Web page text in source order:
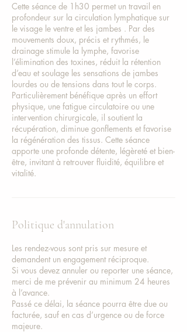
Cette séance de 1h30 permet un travail en
profondeur sur la circulation lymphatique sur
le visage le ventre et les jambes . Par des
mouvements doux, précis et rythmés, le
drainage stimule la lymphe, favorise
l’élimination des toxines, réduit la rétention
d’eau et soulage les sensations de jambes
lourdes ou de tensions dans tout le corps.
Particulièrement bénéfique après un effort
physique, une fatigue circulatoire ou une
intervention chirurgicale, il soutient la
récupération, diminue gonflements et favorise
la régénération des tissus. Cette séance
apporte une profonde détente, légèreté et bien-
être, invitant à retrouver fluidité, équilibre et
vitalité.
Politique d'annulation
Les rendez-vous sont pris sur mesure et
demandent un engagement réciproque.
Si vous devez annuler ou reporter une séance,
merci de me prévenir au minimum 24 heures
à l’avance.
Passé ce délai, la séance pourra être due ou
facturée, sauf en cas d’urgence ou de force
majeure.